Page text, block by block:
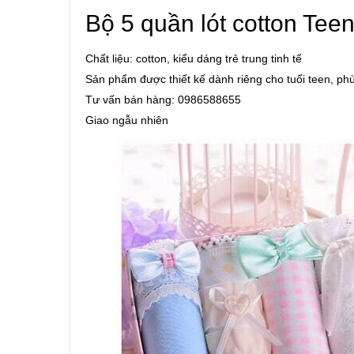
Bộ 5 quần lót cotton
Chất liệu: cotton, kiểu dáng trẻ trung tinh tế
Sản phẩm được thiết kế dành riêng cho tuổi teen,
Tư vấn bán hàng: 0986588655
Giao ngẫu nhiên